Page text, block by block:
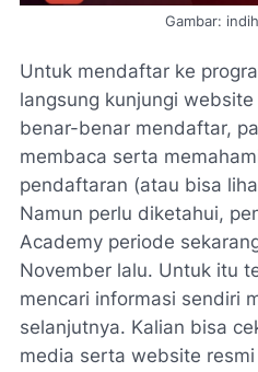
Gambar:
Untuk mendaftar ke
langsung kunjungi
benar-benar mendaftar,
membaca serta
pendaftaran (atau bisa
Namun perlu diketahui,
Academy periode
November lalu. Untuk itu
mencari informasi sendiri
selanjutnya. Kalian bisa
media serta website